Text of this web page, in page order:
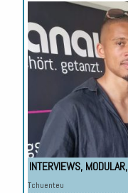
INTERVIEWS, MODULAR,
Tchuenteu